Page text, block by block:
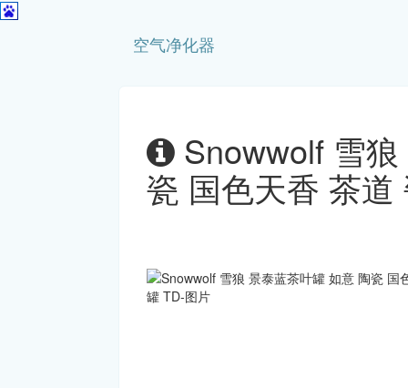
空气净化器
Snowwolf 雪
瓷 国色天香 茶